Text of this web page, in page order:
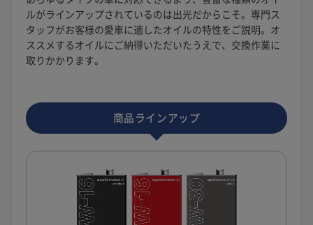
ルがラインアップされているのは出光だからこそ。専門ス
タッフがお客様の愛車に適したオイルの特性をご説明。オ
ススメするオイルにご納得いただいたうえで、交換作業に
取りかかります。
商品ラインアップ